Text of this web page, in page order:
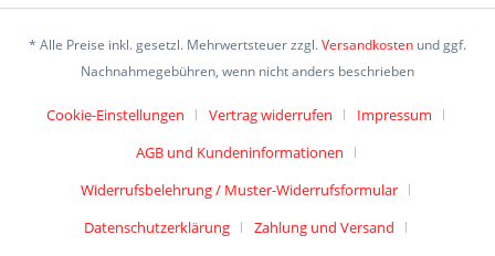
* Alle Preise inkl. gesetzl. Mehrwertsteuer zzgl.Versandkosten und ggf.
Nachnahmegebühren, wenn nicht anders beschrieben
Cookie-Einstellungen Vertrag widerrufen
Impressum
AGB und Kundeninformationen
Widerrufsbelehrung / Muster-Widerrufsformular
Datenschutzerklärung
Zahlung und Versand